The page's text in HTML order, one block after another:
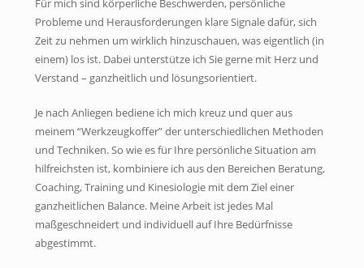
Für mich sind körperliche Beschwerden, persönliche
Probleme und Herausforderungen klare Signale dafür, sich
Zeit zu nehmen um wirklich hinzuschauen, was eigentlich (in
einem) los ist. Dabei unterstütze ich Sie gerne mit Herz und
Verstand – ganzheitlich und lösungsorientiert.
Je nach Anliegen bediene ich mich kreuz und quer aus
meinem “Werkzeugkoffer” der unterschiedlichen Methoden
und Techniken. So wie es für Ihre persönliche Situation am
hilfreichsten ist, kombiniere ich aus den Bereichen Beratung,
Coaching, Training und Kinesiologie mit dem Ziel einer
ganzheitlichen Balance. Meine Arbeit ist jedes Mal
maßgeschneidert und individuell auf Ihre Bedürfnisse
abgestimmt.